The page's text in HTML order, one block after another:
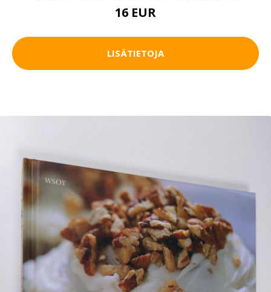
16 EUR
LISÄTIETOJA